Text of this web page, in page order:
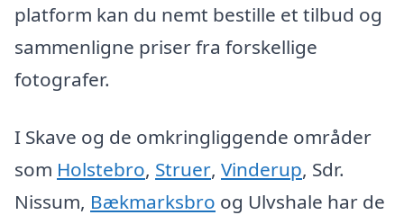
platform kan du nemt bestille et tilbud og
sammenligne priser fra forskellige
fotografer.
I Skave og de omkringliggende områder
som Holstebro, Struer, Vinderup, Sdr.
Nissum, Bækmarksbro og Ulvshale har de